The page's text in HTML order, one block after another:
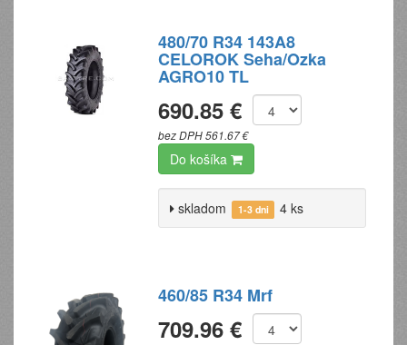
480/70 R34 143A8
CELOROK Seha/Ozka
AGRO10 TL
690.85 €
bez DPH 561.67 €
Do košíka
skladom 1-3 dni 4 ks
460/85 R34 Mrf
709.96 €